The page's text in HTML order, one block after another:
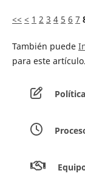
<< < 1 2 3 4 5 6 7
También puede
para este artículo.